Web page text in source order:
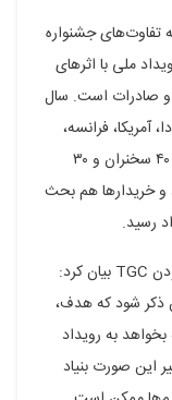
تفاوت‌های جشنواره
ملی با اثرهای
و صادرات است. سال
آمریکا، فرانسه،
استرالیا و آلمان به رویداد دعوت شده بودند که ۴۰ سخنران و ۳۰
و خریدارها هم بحث
رسید.
کریمی با تاکید بر ماهیت آموزشی و صادراتی بودن TGC بیان کرد:
ذکر شود که هدف،
به رویداد
این صورت بنیاد